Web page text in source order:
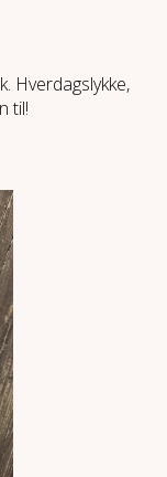
Hverdagslykke,
til!